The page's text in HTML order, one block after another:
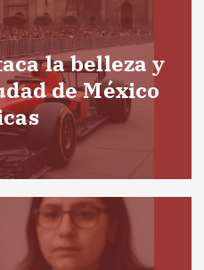
la belleza y
de México